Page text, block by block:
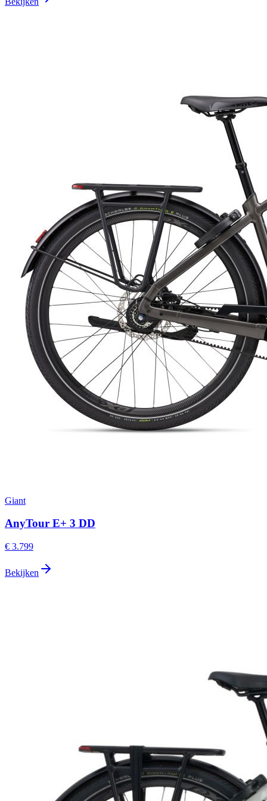
Giant
AnyTour E+ 3 DD
€ 3.799
Bekijken